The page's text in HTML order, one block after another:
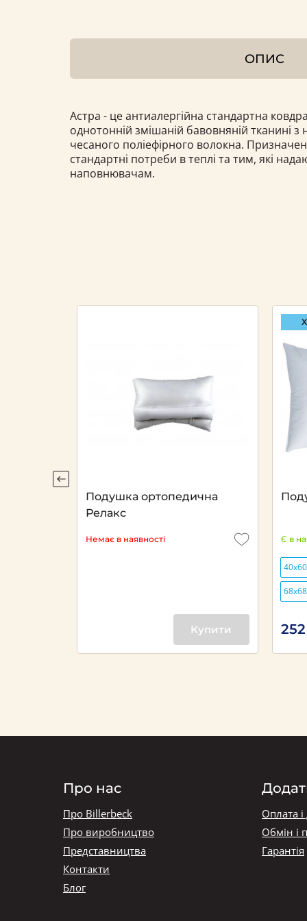
ОПИС
Астра - це антиалергійна стандартна
однотонній змішаній бавовняній тканині
чесаного поліефірного волокна.
стандартні потреби в теплі та тим, які
наповнювачам.
Подушка ортопедична
Релакс
Немає в наявності
Купити
Є в
40х60
68х68
Про нас
Про Billerbeck
Про виробництво
Представництва
Контакти
Блог
Оплата і
Обмін і
Гарантія